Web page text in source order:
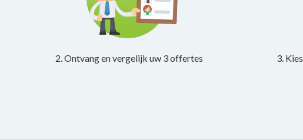
2. Ontvang en vergelijk uw 3 offertes 3.